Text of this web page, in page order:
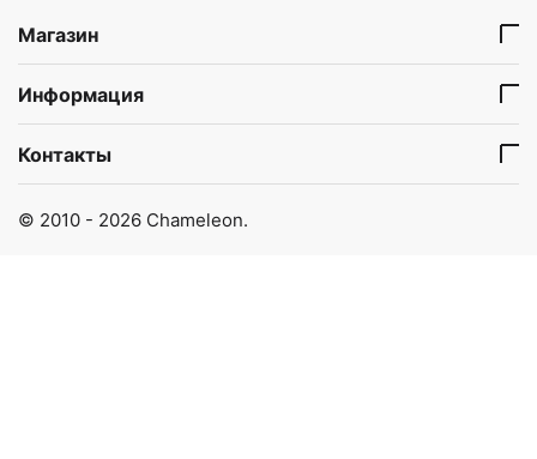
Магазин
Информация
Контакты
© 2010 - 2026 Chameleon.